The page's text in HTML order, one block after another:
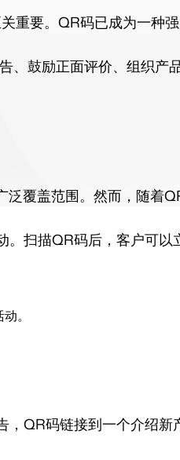
要。QR码已成为一种
鼓励正面评价、组织
覆盖范围。然而，随着
扫描QR码后，客户可以
。
QR码链接到一个介绍